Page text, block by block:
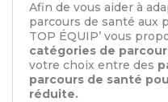
Afin de vous aider à
parcours de santé aux
TOP ÉQUIP’ vous
catégories de
votre choix entre des
parcours de santé
réduite.